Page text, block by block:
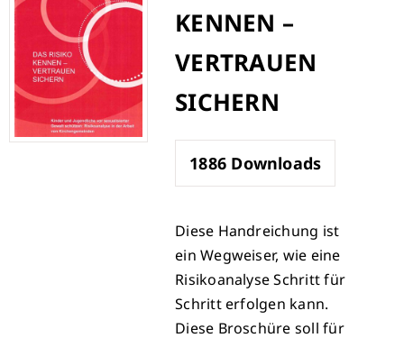
KENNEN –
VERTRAUEN
SICHERN
1886 Downloads
Diese Handreichung ist
ein Wegweiser, wie eine
Risikoanalyse Schritt für
Schritt erfolgen kann.
Diese Broschüre soll für